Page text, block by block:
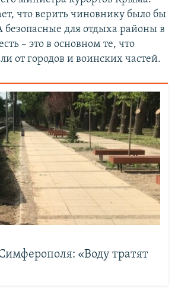
что верить чиновнику было бы
безопасные для отдыха районы в
– это в основном те, что
от городов и воинских частей.
«Воду тратят